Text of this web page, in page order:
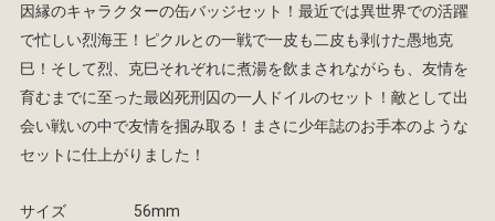
因縁のキャラクターの缶バッジセット！最近では異世界での活躍
で忙しい烈海王！ピクルとの一戦で一皮も二皮も剥けた愚地克
巳！そして烈、克巳それぞれに煮湯を飲まされながらも、友情を
育むまでに至った最凶死刑囚の一人ドイルのセット！敵として出
会い戦いの中で友情を掴み取る！まさに少年誌のお手本のような
セットに仕上がりました！
サイズ 56mm